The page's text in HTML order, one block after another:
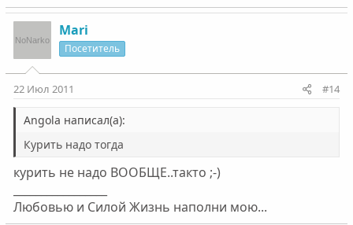
Mari
Посетитель
22 Июл 2011 #14
Angola написал(а):
Курить надо тогда
курить не надо ВООБЩЕ..такто ;-)
Любовью и Силой Жизнь наполни мою...